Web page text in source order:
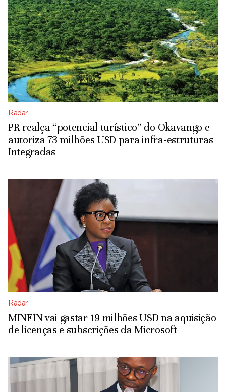
Radar
PR realça “potencial turístico” do Okavango e
autoriza 73 milhões USD para infra-estruturas
Integradas
Radar
MINFIN vai gastar 19 milhões USD na aquisição
de licenças e subscrições da Microsoft